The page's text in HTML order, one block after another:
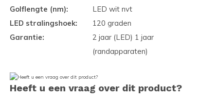
Golflengte (nm):
LED wit nvt
LED stralingshoek:
120 graden
Garantie:
2 jaar (LED) 1 jaar
(randapparaten)
Heeft u een vraag over dit product?